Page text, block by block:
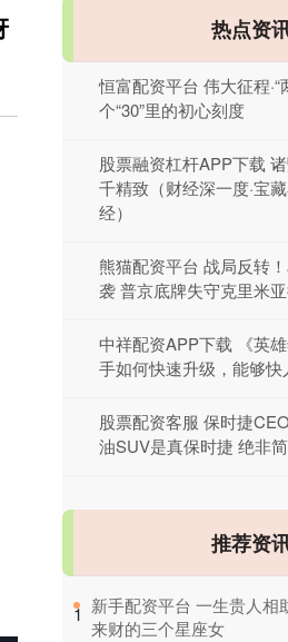
热点资
恒富配资平台 伟大征程
个“30”里的初心刻度
股票融资杠杆APP下载
千精致（财经深一度·宝
经）
熊猫配资平台 战局反转
袭 普京底牌失守克里米
中祥配资APP下载 《英
手如何快速升级，能够快
股票配资客服 保时捷
油SUV是真保时捷 绝非
推荐资
1 新手配资平台 一生贵人相
来财的三个星座女